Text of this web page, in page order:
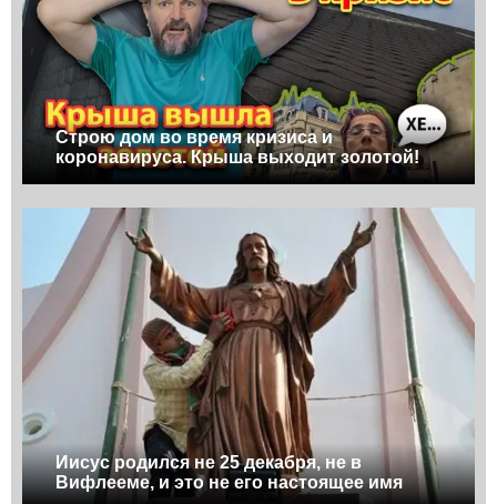
Строю дом во время кризиса и
коронавируса. Крыша выходит золотой!
Иисус родился не 25 декабря, не в
Вифлееме, и это не его настоящее имя